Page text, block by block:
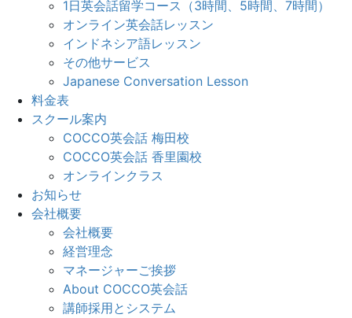
1日英会話留学コース（3時間、5時間、7時間）
オンライン英会話レッスン
インドネシア語レッスン
その他サービス
Japanese Conversation Lesson
料金表
スクール案内
COCCO英会話 梅田校
COCCO英会話 香里園校
オンラインクラス
お知らせ
会社概要
会社概要
経営理念
マネージャーご挨拶
About COCCO英会話
講師採用とシステム